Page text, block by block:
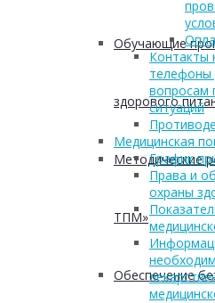
Обучающие
здорового
Методические
ТПМ»
Обеспечение
Контакты
телефоны
вопросам
ситуаций
Медицинская
График
Права и
охраны